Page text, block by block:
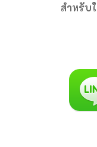
สำหรับ